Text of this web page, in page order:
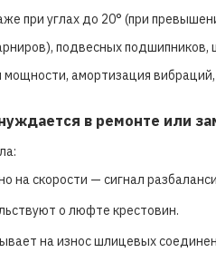
при углах до 20° (при
подвесных
амортизация
в ремонте или
на скорости — сигнал
о люфте крестовин.
на износ шлицевых